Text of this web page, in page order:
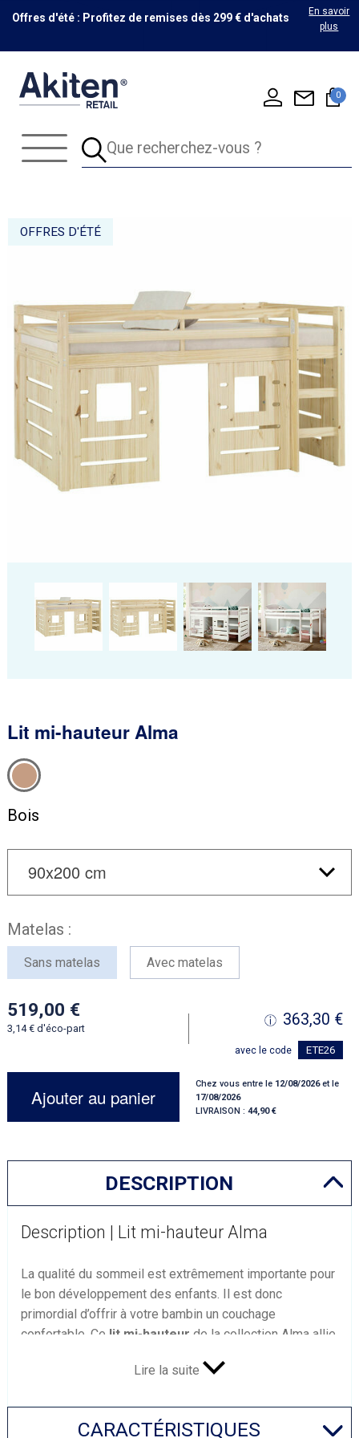
Offres d'été : Profitez de remises dès 299 € d'achats
En savoir
plus
0
OFFRES D'ÉTÉ
Lit mi-hauteur Alma
Bois
Matelas :
Sans matelas Avec matelas
519,00
3,14d'éco-part 363,30
avec le code ETE26
Ajouter au panier
Chez vous entre le 12/08/2026et le
17/08/2026
LIVRAISON : 44,90
DESCRIPTION
Description | Lit mi-hauteur Alma
La qualité du sommeil est extrêmement importante pour
le bon développement des enfants. Il est donc
primordial d’offrir à votre bambin un couchage
confortable. Ce lit mi-hauteur de la collection Alma allie
votre enfant
Lire la suite
CARACTÉRISTIQUES